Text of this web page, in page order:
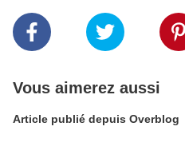
Vous aimerez aussi
Article publié depuis Overblog